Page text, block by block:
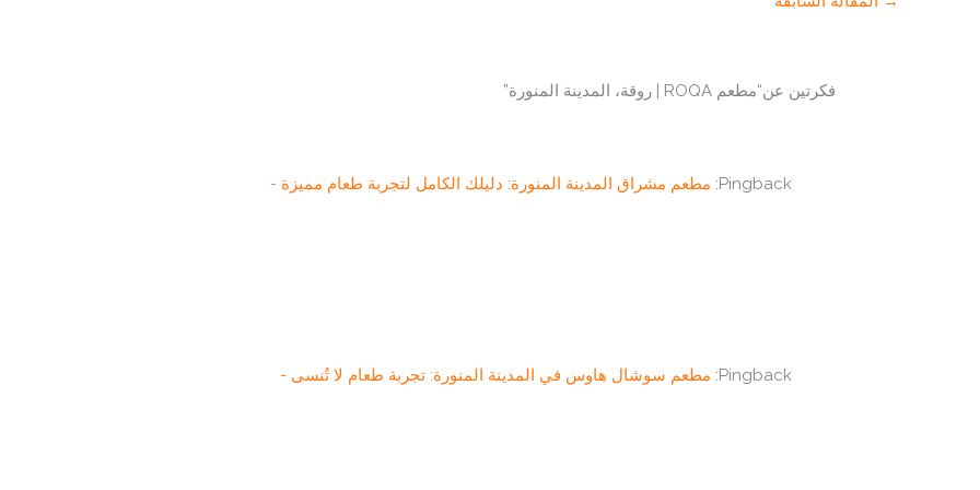
فكرتين عن“مطعم ROQA | روقة، المدينة المنورة”
Pingback: مطعم مشراق المدينة المنورة: دليلك الكامل لتجربة طعام مميزة -
Pingback: مطعم سوشال هاوس في المدينة المنورة: تجربة طعام لا تُنسى -